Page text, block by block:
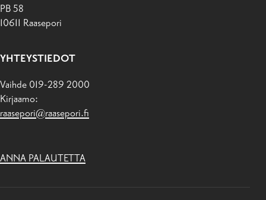
PB 58
10611 Raasepori
YHTEYSTIEDOT
Vaihde 019-289 2000
Kirjaamo:
raasepori@raasepori.fi
ANNA PALAUTETTA